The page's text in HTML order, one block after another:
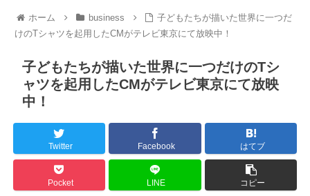
ホーム business
子どもたちが描いた世界に一つだ
けのTシャツを起用したCMがテレビ東京にて放映中！
子どもたちが描いた世界に一つだけのTシ
ャツを起用したCMがテレビ東京にて放映
中！
Twitter Facebook はてブ
Pocket LINE コピー